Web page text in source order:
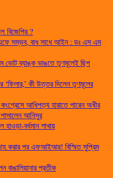
বিজেপির ?
সম্ভব, বাধ সাধে আইন : ডঃ এস এম
ব্যাঙ্ক ভাঙতে তৃণমূলেই ছিপ
কী উত্তর দিলেন তৃণমূলের
কংগ্রেসে আধিপত্য হারাতে পারেন অধীর
আনিসুর
বর্ধমান শাখায়
করার পর এফআইআর! বিস্মিত সুপ্রিম
বাঙালিয়ানার প্রতীক